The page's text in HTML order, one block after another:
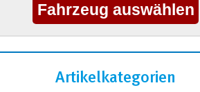
Artikelkategorien